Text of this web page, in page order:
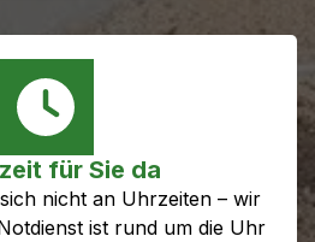
für Sie da
nicht an Uhrzeiten – wir
ist rund um die Uhr